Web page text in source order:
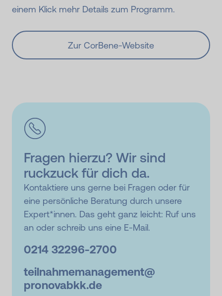
einem Klick mehr Details zum Programm.
Zur CorBene-Website
Fragen hierzu? Wir sind
ruckzuck für dich da.
Kontaktiere uns gerne bei Fragen oder für
eine persönliche Beratung durch unsere
Expert*innen. Das geht ganz leicht: Ruf uns
an oder schreib uns eine E-Mail.
0214 32296-2700
teilnahmemanagement@
pronovabkk.de